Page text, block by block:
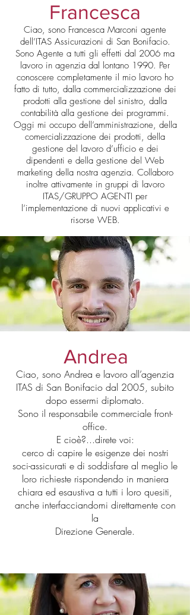
Francesca
Ciao, sono Francesca Marconi agente
dell’ITAS Assicurazioni di San Bonifacio.
Sono Agente a tutti gli effetti dal 2006 ma
lavoro in agenzia dal lontano 1990. Per
conoscere completamente il mio lavoro ho
fatto di tutto, dalla commercializzazione dei
prodotti alla gestione del sinistro, dalla
contabilità alla gestione dei programmi.
Oggi mi occupo dell’amministrazione, della
comercializzazione dei prodotti, della
gestione del lavoro d’ufficio e dei
dipendenti e della gestione del Web
marketing della nostra agenzia. Collaboro
inoltre attivamente in gruppi di lavoro
ITAS/GRUPPO AGENTI per
l’implementazione di nuovi applicativi e
risorse WEB.
Andrea
Ciao, sono Andrea e lavoro all’agenzia
ITAS di San Bonifacio dal 2005, subito
dopo essermi diplomato.
Sono il responsabile commerciale front-
office.
E cioè?...direte voi:
cerco di capire le esigenze dei nostri
soci-assicurati e di soddisfare al meglio le
loro richieste rispondendo in maniera
chiara ed esaustiva a tutti i loro quesiti,
anche interfacciandomi direttamente con
la
Direzione Generale.